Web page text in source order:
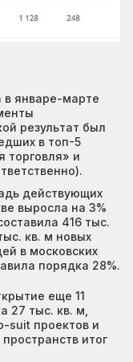
в январе-марте
результат был
в топ-5
торговля» и
действующих
выросла на 3%
416 тыс.
кв. м новых
в московских
порядка 28%.
еще 11
27 тыс. кв. м,
suit проектов и
итог